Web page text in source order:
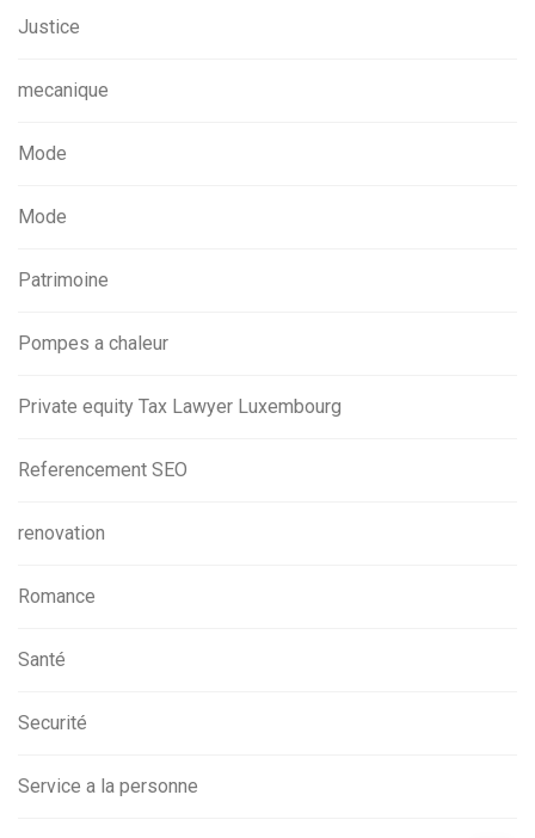
Justice
mecanique
Mode
Mode
Patrimoine
Pompes a chaleur
Private equity Tax Lawyer Luxembourg
Referencement SEO
renovation
Romance
Santé
Securité
Service a la personne